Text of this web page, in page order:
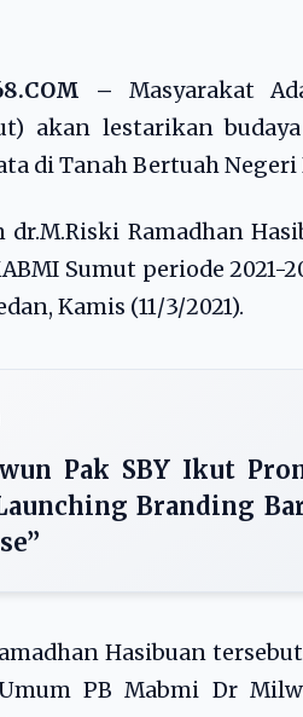
– Masyarakat
akan lestarikan
di Tanah Bertuah Negeri
Ramadhan
Sumut periode 2021-
Kamis (11/3/2021).
Pak SBY Ikut
Branding
Hasibuan
PB Mabmi Dr